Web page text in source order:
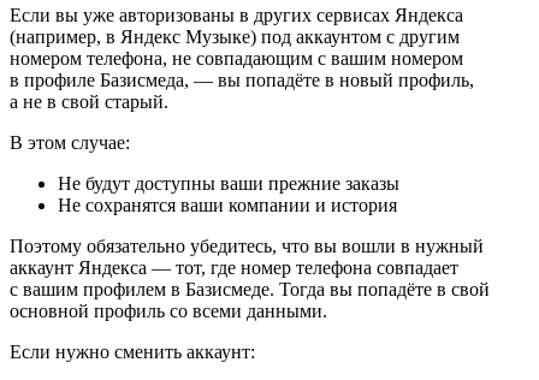
Если вы уже авторизованы в других сервисах Яндекса
(например, в Яндекс Музыке) под аккаунтом с другим
номером телефона, не совпадающим с вашим номером
в профиле Базисмеда, — вы попадёте в новый профиль,
а не в свой старый.
В этом случае:
Не будут доступны ваши прежние заказы
Не сохранятся ваши компании и история
Поэтому обязательно убедитесь, что вы вошли в нужный
аккаунт Яндекса — тот, где номер телефона совпадает
с вашим профилем в Базисмеде. Тогда вы попадёте в свой
основной профиль со всеми данными.
Если нужно сменить аккаунт: